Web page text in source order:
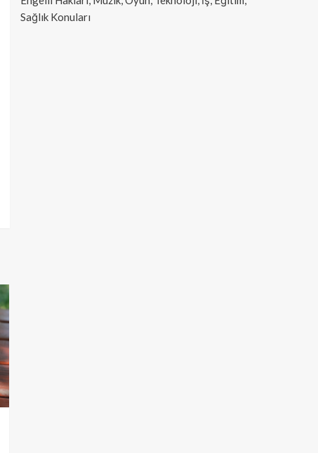
Sağlık Konuları